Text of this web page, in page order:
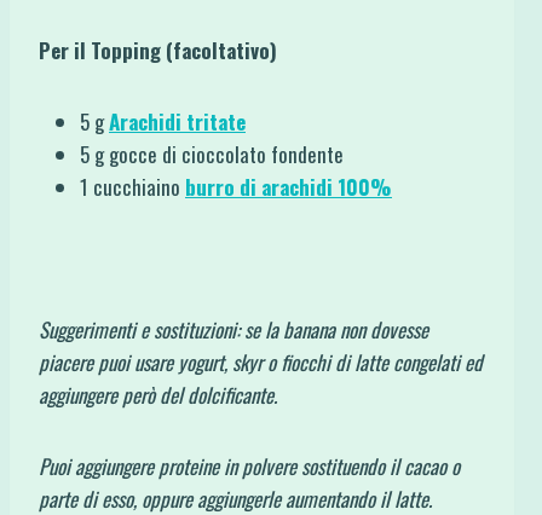
Per il Topping (facoltativo)
5 gArachidi tritate
5 g gocce di cioccolato fondente
1 cucchiaino burro di arachidi 100%
Suggerimenti e sostituzioni: se la banana non dovesse
piacere puoi usare yogurt, skyr o fiocchi di latte congelati ed
aggiungere però del dolcificante.
Puoi aggiungere proteine in polvere sostituendo il cacao o
parte di esso, oppure aggiungerle aumentando il latte.